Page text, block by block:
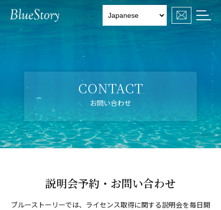

CONTACT
お問い合わせ
説明会予約・お問い合わせ
ブルーストーリーでは、ライセンス取得に関する説明会を毎日開